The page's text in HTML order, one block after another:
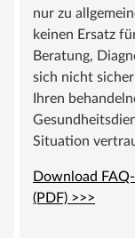
nur zu
keinen Ersatz
Beratung,
sich nicht
Ihren
Situation
Download
(PDF) >>>